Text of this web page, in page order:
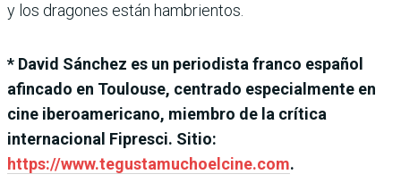
y los dragones están hambrientos.
* David Sánchez es un periodista franco español
afincado en Toulouse, centrado especialmente en
cine iberoamericano, miembro de la crítica
internacional Fipresci. Sitio:
https://www.tegustamuchoelcine.com.